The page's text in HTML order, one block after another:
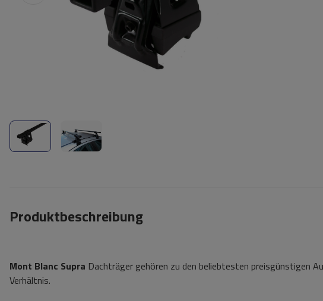
Produktbeschreibung
Mont Blanc Supra Dachträger gehören zu den beliebtesten preisgünstigen
Verhältnis.